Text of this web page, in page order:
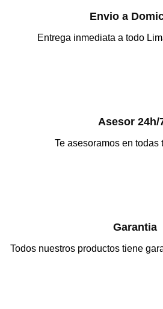
Envio a
Entrega inmediata a todo
Asesor 24h/
Te asesoramos en todas
Garantia
Todos nuestros productos tiene